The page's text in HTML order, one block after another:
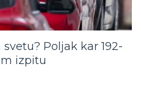
Poljak kar 192-
izpitu